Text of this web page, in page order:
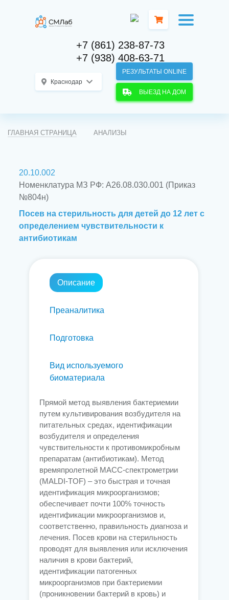
Краснодар
РЕЗУЛЬТАТЫ ONLINE
ВЫЕЗД НА ДОМ
+7 (861) 238-87-73
+7 (938) 408-63-71
ГЛАВНАЯ СТРАНИЦА АНАЛИЗЫ
20.10.002
Номенклатура МЗ РФ: A26.08.030.001 (Приказ
№804н)
Посев на стерильность для детей до 12 лет с
определением чувствительности к
антибиотикам
Описание
Преаналитика
Подготовка
Вид используемого
биоматериала
Прямой метод выявления бактериемии
путем культивирования возбудителя на
питательных средах, идентификации
возбудителя и определения
чувствительности к противомикробным
препаратам (антибиотикам). Метод
времяпролетной МАСС-спектрометрии
(MALDI-TOF) – это быстрая и точная
идентификация микроорганизмов;
обеспечивает почти 100% точность
идентификации микроорганизмов и,
соответственно, правильность диагноза и
лечения. Посев крови на стерильность
проводят для выявления или исключения
наличия в крови бактерий,
идентификации патогенных
микроорганизмов при бактериемии
(проникновении бактерий в кровь) и